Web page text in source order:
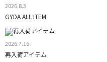
2026.8.3
GYDA ALL ITEM
2026.7.16
再入荷アイテム